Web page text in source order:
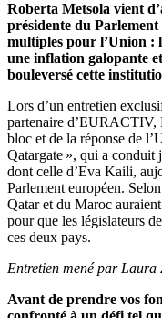
Roberta Metsola vient
présidente du Parlement
multiples pour l’Union :
une inflation galopante
bouleversé cette
Lors d’un entretien
partenaire d’EURACTIV,
bloc et de la réponse de
Qatargate », qui a conduit
dont celle d’Eva Kaili,
Parlement européen.
Qatar et du Maroc
pour que les législateurs
ces deux pays.
Entretien mené par
Avant de prendre vos